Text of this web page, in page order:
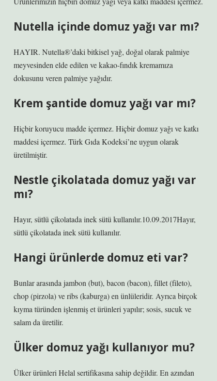
Nutella içinde domuz yağı var mı?
HAYIR. Nutella®’daki bitkisel yağ, doğal olarak palmiye
meyvesinden elde edilen ve kakao-fındık kremamıza
dokusunu veren palmiye yağıdır.
Krem şantide domuz yağı var mı?
Hiçbir koruyucu madde içermez. Hiçbir domuz yağı ve katkı
maddesi içermez. Türk Gıda Kodeksi’ne uygun olarak
üretilmiştir.
Nestle çikolatada domuz yağı var
mı?
Hayır, sütlü çikolatada inek sütü kullanılır.10.09.2017Hayır,
sütlü çikolatada inek sütü kullanılır.
Hangi ürünlerde domuz eti var?
Bunlar arasında jambon (but), bacon (bacon), fillet (fileto),
chop (pirzola) ve ribs (kaburga) en ünlüleridir. Ayrıca birçok
kıyma türünden işlenmiş et ürünleri yapılır; sosis, sucuk ve
salam da üretilir.
Ülker domuz yağı kullanıyor mu?
Ülker ürünleri Helal sertifikasına sahip değildir. En azından